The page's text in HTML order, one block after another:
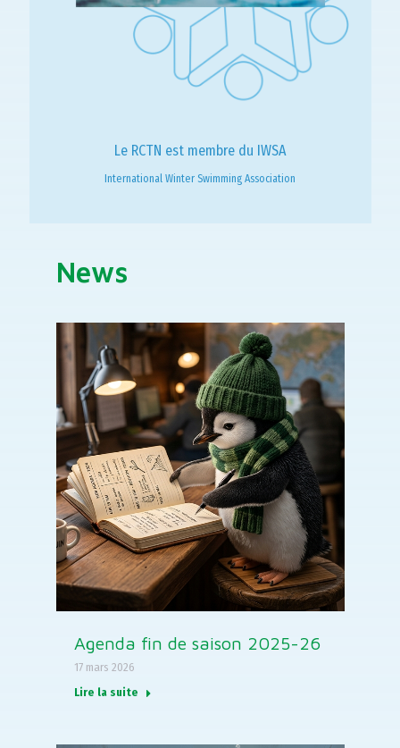
Le RCTN est membre du IWSA
International Winter Swimming Association
News
Agenda fin de saison 2025-26
17 mars 2026
Lire la suite